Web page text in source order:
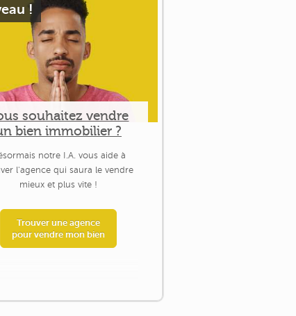
!
souhaitez vendre
bien immobilier ?
notre I.A. vous aide à
l'agence qui saura le vendre
mieux et plus vite !
Trouver une agence
pour vendre mon bien